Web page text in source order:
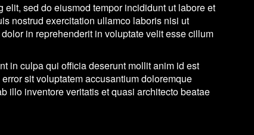
sed do eiusmod tempor incididunt ut labore et
nostrud exercitation ullamco laboris nisi ut
in reprehenderit in voluptate velit esse cillum
in culpa qui officia deserunt mollit anim id est
sit voluptatem accusantium doloremque
illo inventore veritatis et quasi architecto beatae